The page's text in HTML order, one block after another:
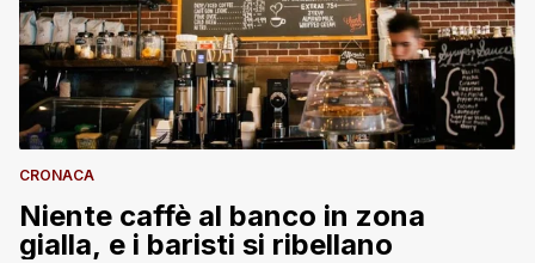
CRONACA
Niente caffè al banco in zona
gialla, e i baristi si ribellano